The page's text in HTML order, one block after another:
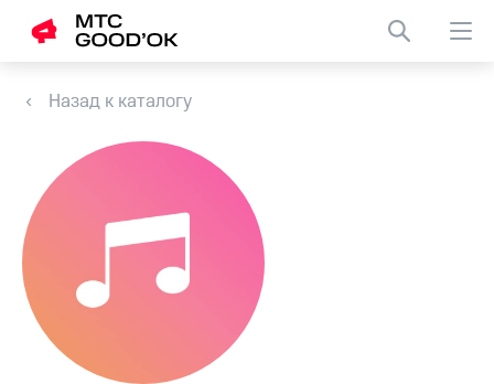
Назад к каталогу